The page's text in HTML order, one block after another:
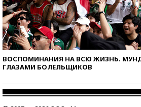
ВОСПОМИНАНИЯ НА ВСЮ ЖИЗНЬ.
ГЛАЗАМИ БОЛЕЛЬЩИКОВ